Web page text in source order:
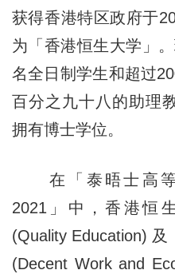
获得香港特区政府于
为「香港恒生大学」
名全日制学生和超过
百分之九十八的助理
拥有博士学位。
在「泰晤士高等
2021」中，香港恒
(Quality Education) 及
(Decent Work and